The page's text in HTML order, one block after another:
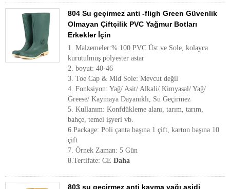
804 Su geçirmez anti -fligh Green Güvenlik
Olmayan Çiftçilik PVC Yağmur Botları
Erkekler İçin
1. Malzemeler:% 100 PVC Üst ve Sole, kolayca
kurutulmuş polyester astar
2. boyut: 40-46
3. Toe Cap & Mid Sole: Mevcut değil
4. Fonksiyon: Yağ/ Asit/ Alkali/ Kimyasal/ Yağ/
Greese/ Kaymaya Dayanıklı, Su Geçirmez
5. Kullanım: Konfdükleme alanı, tarım, tarım,
bahçe, temel işyeri vb.
6.Package: Poli çanta başına 1 çift, karton başına 10
çift
7. Örnek Zaman: 5 Gün
8.Tertifate: CE Daha
803 su geçirmez anti kayma yağı asidi